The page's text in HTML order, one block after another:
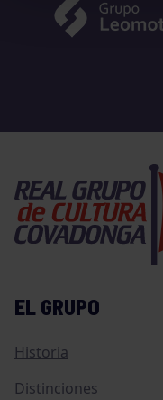
EL GRUPO
Historia
Distinciones